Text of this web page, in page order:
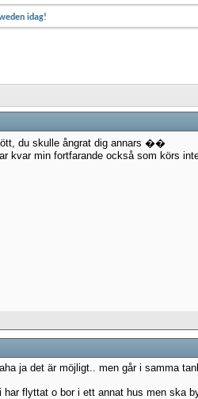
idag!
du skulle ångrat dig annars ��
kvar min fortfarande också som körs
ja det är möjligt.. men går i samma
har flyttat o bor i ett annat hus men ska